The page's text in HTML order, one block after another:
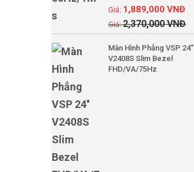
2,370,000VNĐ
1,889,000VNĐ
Màn Hình Phẳng VSP 24''
V2408S Slim Bezel
FHD/VA/75Hz